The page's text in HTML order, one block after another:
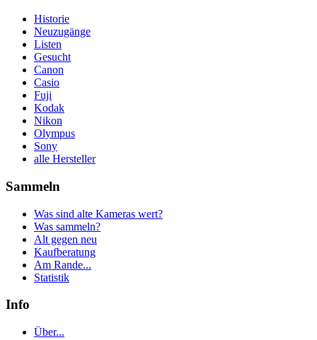
Historie
Neuzugänge
Listen
Gesucht
Canon
Casio
Fuji
Kodak
Nikon
Olympus
Sony
alle Hersteller
Sammeln
Was sind alte Kameras wert?
Was sammeln?
Alt gegen neu
Kaufberatung
Am Rande...
Statistik
Info
Über...